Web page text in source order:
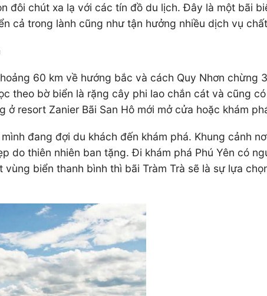
đôi chút xa lạ với các tín đồ du lịch. Đây là một bãi
cả trong lành cũng như tận hưởng nhiều dịch vụ
60 km về hướng bắc và cách Quy Nhơn chừng
theo bờ biển là rặng cây phi lao chắn cát và cũng
ở resort Zanier Bãi San Hô mới mở cửa hoặc khám
đang đợi du khách đến khám phá. Khung cảnh
do thiên nhiên ban tặng. Đi khám phá Phú Yên có
biển thanh bình thì bãi Tràm Trà sẽ là sự lựa